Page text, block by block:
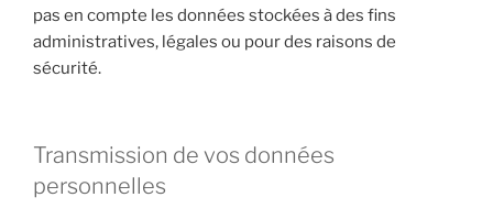
pas en compte les données stockées à des fins
administratives, légales ou pour des raisons de
sécurité.
Transmission de vos données
personnelles